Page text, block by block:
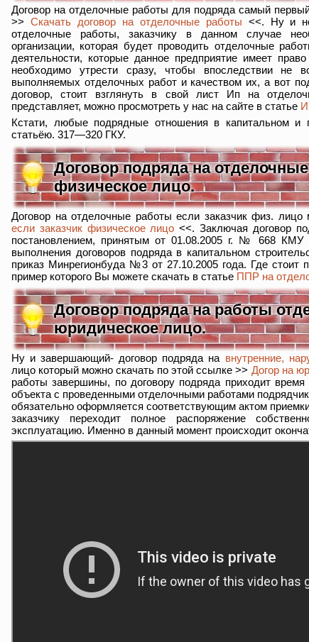
Договор на отделочные работы для подряда самый
>> Скачать договор на отделочные работы <<. Ну и
отделочные работы, заказчику в данном случае
организации, которая будет проводить отделочные
деятельности, которые данное предприятие имеет
необходимо утрести сразу, чтобы впоследствии не
выполняемых отделочных работ и качеством их, а вот
договор, стоит взглянуть в свой лист Ип на
представляет, можно просмотреть у нас на сайте в статье
Кстати, любые подрядные отношения в капитальном и
статьёю. 317—320 ГКУ.
Договор подряда на
физическое лицо.
Договор на отделочные работы если заказчик физ.
если заказчик физическое лицо <<. Заключая договор
постановлением, принятым от 01.08.2005 г. № 668
выполнения договоров подряда в капитальном
приказ Минрегионбуда №3 от 27.10.2005 года. Где
пример которого Вы можете скачать в статье ППР на
Договор подряда на работы
юридическое лицо.
Ну и завершающий- договор подряда на внутренние,
лицо который можно скачать по этой ссылке >> Догор на
работы завершины, по договору подряда приходит
объекта с проведенными отделочными работами
обязательно оформляется соответствующим актом
заказчику переходит полное распоряжение
эксплуатацию. Именно в данный момент происходит